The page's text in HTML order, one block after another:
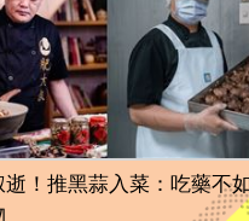
逝！推黑蒜入菜：吃藥不